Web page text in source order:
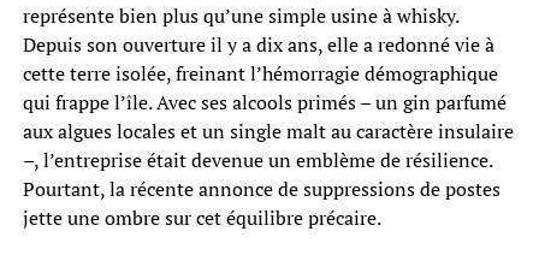
représente bien plus qu’une simple usine à whisky.
Depuis son ouverture il y a dix ans, elle a redonné vie à
cette terre isolée, freinant l’hémorragie démographique
qui frappe l’île. Avec ses alcools primés – un gin parfumé
aux algues locales et un single malt au caractère insulaire
–, l’entreprise était devenue un emblème de résilience.
Pourtant, la récente annonce de suppressions de postes
jette une ombre sur cet équilibre précaire.